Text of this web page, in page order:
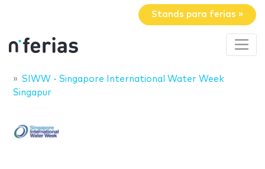
Stands para ferias »
SIWW - Singapore International Water Week
Singapur